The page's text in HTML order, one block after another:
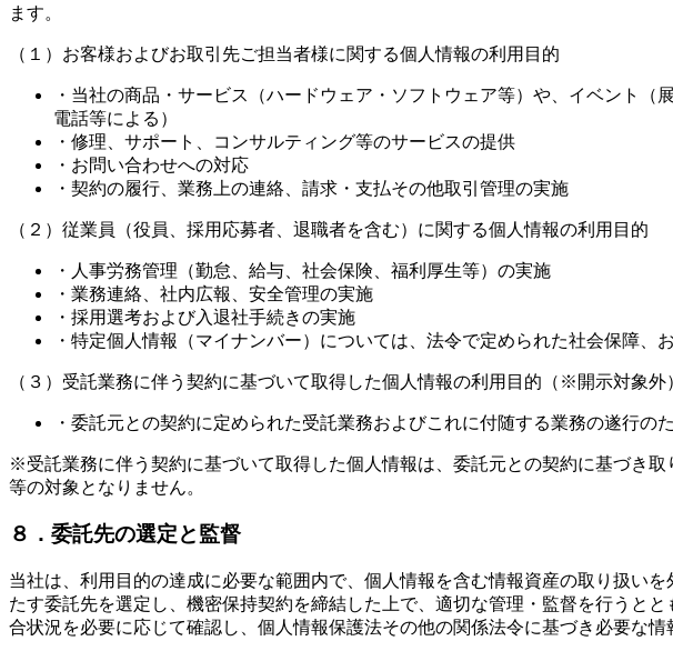
ます。
（１）お客様およびお取引先ご担当者様に関する個人情報の利用目的
・当社の商品・サービス（ハードウェア・ソフトウェア等）や、イベント
電話等による）
・修理、サポート、コンサルティング等のサービスの提供
・お問い合わせへの対応
・契約の履行、業務上の連絡、請求・支払その他取引管理の実施
（２）従業員（役員、採用応募者、退職者を含む）に関する個人情報の利用目的
・人事労務管理（勤怠、給与、社会保険、福利厚生等）の実施
・業務連絡、社内広報、安全管理の実施
・採用選考および入退社手続きの実施
・特定個人情報（マイナンバー）については、法令で定められた社会保障、
（３）受託業務に伴う契約に基づいて取得した個人情報の利用目的（※開示対象外
・委託元との契約に定められた受託業務およびこれに付随する業務の遂行の
※受託業務に伴う契約に基づいて取得した個人情報は、委託元との契約に基づき
等の対象となりません。
８．委託先の選定と監督
当社は、利用目的の達成に必要な範囲内で、個人情報を含む情報資産の取り扱い
たす委託先を選定し、機密保持契約を締結した上で、適切な管理・監督を行うと
合状況を必要に応じて確認し、個人情報保護法その他の関係法令に基づき必要な情